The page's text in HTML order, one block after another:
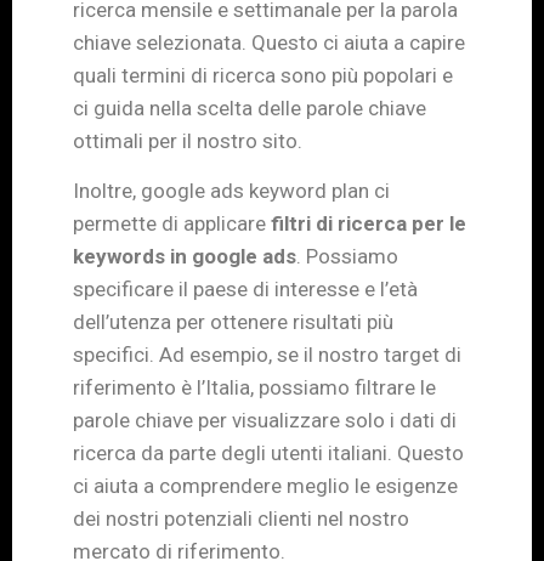
ricerca mensile e settimanale per la parola
chiave selezionata. Questo ci aiuta a capire
quali termini di ricerca sono più popolari e
ci guida nella scelta delle parole chiave
ottimali per il nostro sito.
Inoltre, google ads keyword plan ci
permette di applicare filtri di ricerca per le
keywords in google ads. Possiamo
specificare il paese di interesse e l’età
dell’utenza per ottenere risultati più
specifici. Ad esempio, se il nostro target di
riferimento è l’Italia, possiamo filtrare le
parole chiave per visualizzare solo i dati di
ricerca da parte degli utenti italiani. Questo
ci aiuta a comprendere meglio le esigenze
dei nostri potenziali clienti nel nostro
mercato di riferimento.